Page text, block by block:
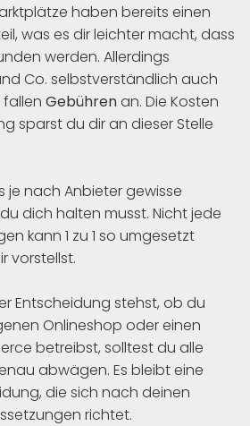
haben bereits einen
was es dir leichter macht, dass
werden. Allerdings
Co. selbstverständlich auch
fallen Gebührenan. Die Kosten
sparst du dir an dieser Stelle
je nach Anbieter gewisse
dich halten musst. Nicht jede
kann 1 zu 1 so umgesetzt
vorstellst.
Entscheidung stehst, ob du
Onlineshop oder einen
betreibst, solltest du alle
abwägen. Es bleibt eine
die sich nach deinen
richtet.